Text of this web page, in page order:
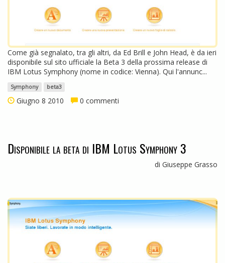
Come già segnalato, tra gli altri, da Ed Brill e John Head, è da ieri
disponibile sul sito ufficiale la Beta 3 della prossima release di
IBM Lotus Symphony (nome in codice: Vienna). Qui l'annunc...
Symphony beta3
Giugno 8 2010 0 commenti
Disponibile la beta di IBM Lotus Symphony 3
di Giuseppe Grasso